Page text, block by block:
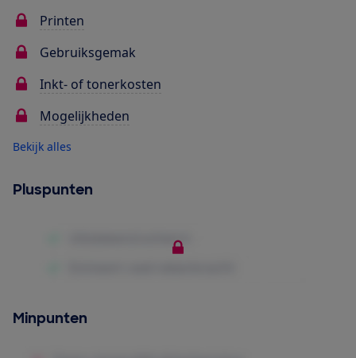
Printen
Gebruiksgemak
Inkt- of tonerkosten
Mogelijkheden
Bekijk alles
Pluspunten
Minpunten